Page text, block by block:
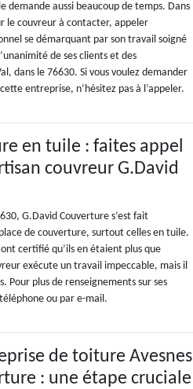
demande aussi beaucoup de temps. Dans
le couvreur à contacter, appeler
se démarquant par son travail soigné
de ses clients et des
dans le 76630. Si vous voulez demander
entreprise, n’hésitez pas à l’appeler.
en tuile : faites appel
couvreur G.David
G.David Couverture s’est fait
de couverture, surtout celles en tuile.
certifié qu’ils en étaient plus que
exécute un travail impeccable, mais il
Pour plus de renseignements sur ses
ou par e-mail.
de toiture Avesnes
: une étape cruciale